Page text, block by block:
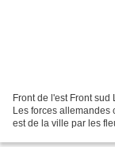
Front de l'est Front
Les forces allemandes
est de la ville par les